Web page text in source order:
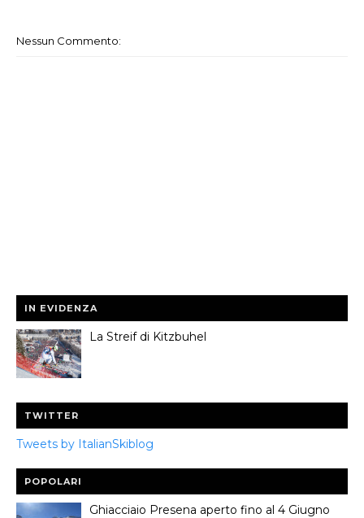
Nessun Commento:
IN EVIDENZA
La Streif di Kitzbuhel
TWITTER
Tweets by ItalianSkiblog
POPOLARI
Ghiacciaio Presena aperto fino al 4 Giugno